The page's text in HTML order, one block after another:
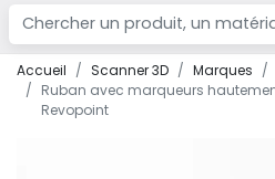
Accueil Scanner 3D Marques
Ruban avec marqueurs
Revopoint